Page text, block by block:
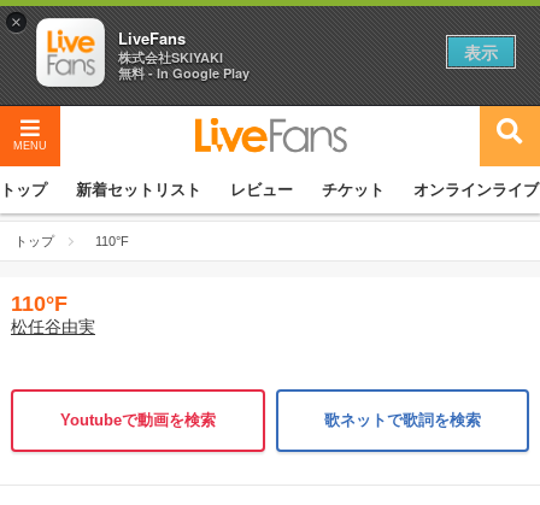
MENU
トップ 新着セットリスト レビュー チケット オンラインライブ
トップ 110°F
110°F
松任谷由実
Youtubeで動画を検索 歌ネットで歌詞を検索
×
LiveFans
株式会社SKIYAKI
無料 - In Google Play
表示